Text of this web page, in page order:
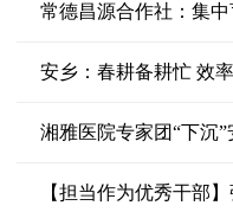
常德昌源合作社：集
安乡：春耕备耕忙 效
湘雅医院专家团“下沉
【担当作为优秀干部